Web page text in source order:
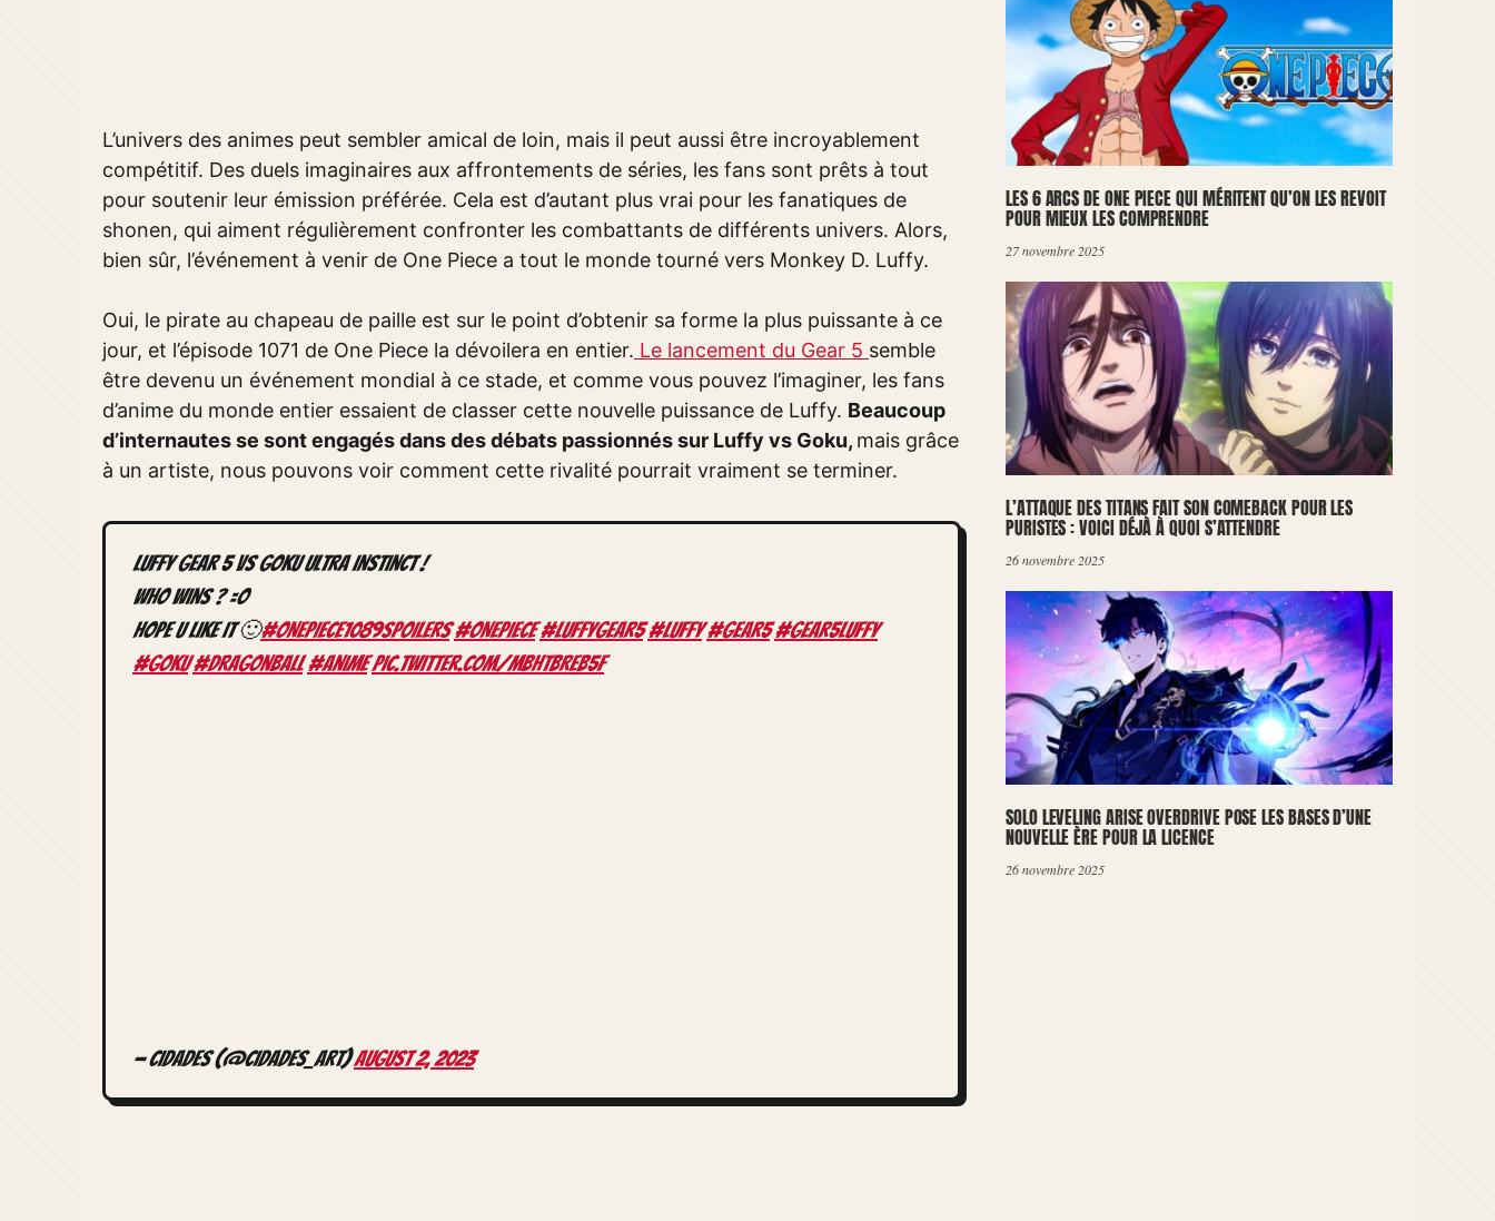
L’univers des animes peut sembler amical de loin, mais il peut aussi être incroyablement
compétitif. Des duels imaginaires aux affrontements de séries, les fans sont prêts à tout
pour soutenir leur émission préférée. Cela est d’autant plus vrai pour les fanatiques de
shonen, qui aiment régulièrement confronter les combattants de différents univers. Alors,
bien sûr, l’événement à venir de One Piece a tout le monde tourné vers Monkey D. Luffy.
Oui, le pirate au chapeau de paille est sur le point d’obtenir sa forme la plus puissante à ce
jour, et l’épisode 1071 de One Piece la dévoilera en entier. Le lancement du Gear 5 semble
être devenu un événement mondial à ce stade, et comme vous pouvez l’imaginer, les fans
d’anime du monde entier essaient de classer cette nouvelle puissance de Luffy. Beaucoup
d’internautes se sont engagés dans des débats passionnés sur Luffy vs Goku, mais grâce
à un artiste, nous pouvons voir comment cette rivalité pourrait vraiment se terminer.
Luffy Gear 5 VS Goku Ultra instinct !
who wins ? =o
hope u like it 🙂#ONEPIECE1089SPOILERS#ONEPIECE#luffygear5#Luffy#GEAR5#gear5luffy
#Goku#DragonBall #animepic.twitter.com/mBhtbReB5F
— Cidades (@Cidades_Art)August 2, 2023
LES 6 ARCS DE ONE PIECE QUI MÉRITENT QU’ON LES REVOIT
POUR MIEUX LES COMPRENDRE
27 novembre 2025
L’ATTAQUE DES TITANS FAIT SON COMEBACK POUR LES
PURISTES : VOICI DÉJÀ À QUOI S’ATTENDRE
26 novembre 2025
SOLO LEVELING ARISE OVERDRIVE POSE LES BASES D’UNE
NOUVELLE ÈRE POUR LA LICENCE
26 novembre 2025